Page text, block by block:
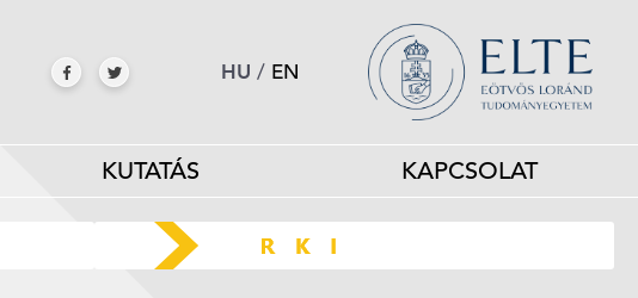
HU / EN
KUTATÁS KAPCSOLAT